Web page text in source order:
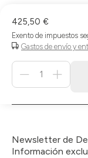
425,50 €
Exento de impuestos
Gastos de envío y
No
actualmente
Newsletter de
Información